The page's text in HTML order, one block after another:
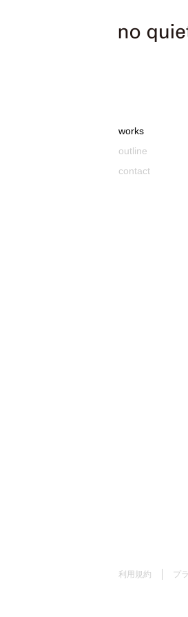
works
outline
contact
利用規約 プ